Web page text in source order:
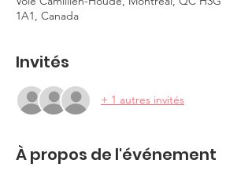
1A1, Canada
Invités
+ 1 autres invités
À propos de l'événement